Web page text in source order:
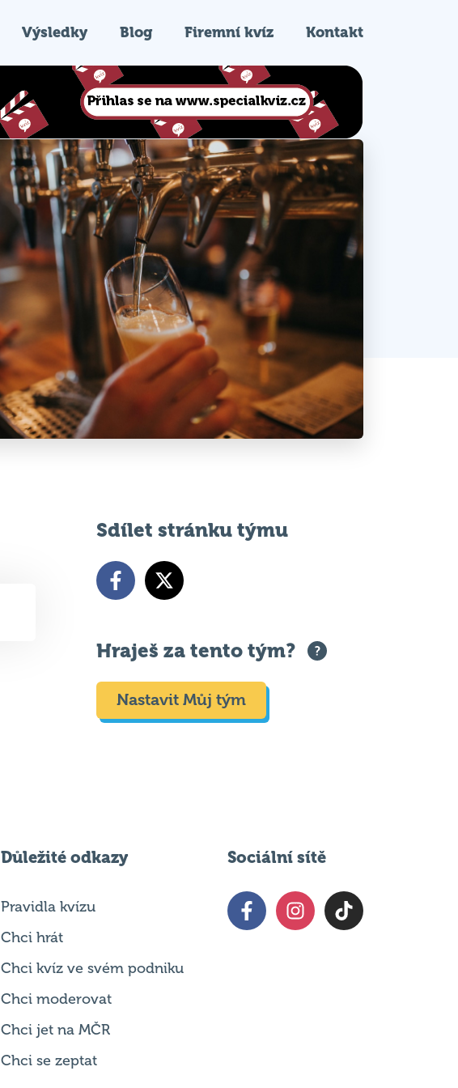
Výsledky Blog Firemní kvíz Kontakt
Sdílet stránku týmu
Hraješ za tento tým?
Nastavit Můj tým
Důležité odkazy
Pravidla kvízu
Chci hrát
Chci kvíz ve svém podniku
Chci moderovat
Chci jet na MČR
Chci se zeptat
Sociální sítě